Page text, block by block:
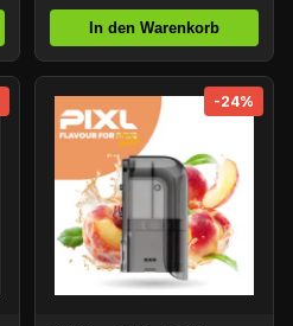
In den Warenkorb
-24%